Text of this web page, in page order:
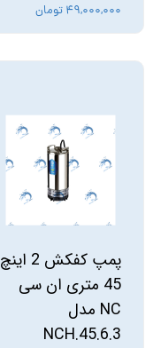
۴۹,۰۰۰,۰۰۰ تومان
پمپ کفکش 2 اینچ
45 متری ان سی
NC مدل
NCH.45.6.3